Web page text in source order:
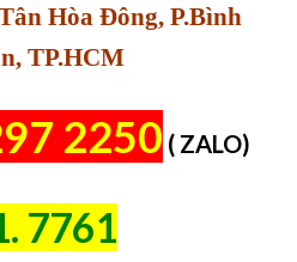
Hòa Đông, P.Bình
TP.HCM
2250 ( ZALO)
7761